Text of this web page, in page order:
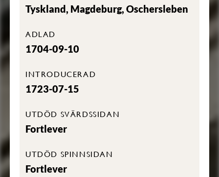
Tyskland, Magdeburg, Oschersleben
ADLAD
1704-09-10
INTRODUCERAD
1723-07-15
UTDÖD SVÄRDSSIDAN
Fortlever
UTDÖD SPINNSIDAN
Fortlever